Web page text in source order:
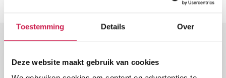
Toestemming Details Over
Deze website maakt gebruik van cookies